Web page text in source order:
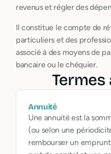
revenus et régler des
Il constitue le compte de
particuliers et des
associé à des moyens de
bancaire ou le chéquier.
Termes
Annuité
Une annuité est la
(ou selon une
rembourser un